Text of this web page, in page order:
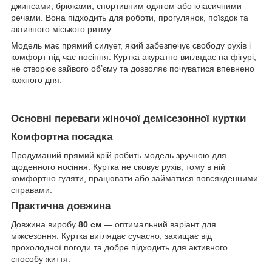
джинсами, брюками, спортивним одягом або класичними
речами. Вона підходить для роботи, прогулянок, поїздок та
активного міського ритму.
Модель має прямий силует, який забезпечує свободу рухів і
комфорт під час носіння. Куртка акуратно виглядає на фігурі,
не створює зайвого об’єму та дозволяє почуватися впевнено
кожного дня.
Основні переваги жіночої демісезонної куртки
Комфортна посадка
Продуманий прямий крій робить модель зручною для
щоденного носіння. Куртка не сковує рухів, тому в ній
комфортно гуляти, працювати або займатися повсякденними
справами.
Практична довжина
Довжина виробу 80 см — оптимальний варіант для
міжсезоння. Куртка виглядає сучасно, захищає від
прохолодної погоди та добре підходить для активного
способу життя.